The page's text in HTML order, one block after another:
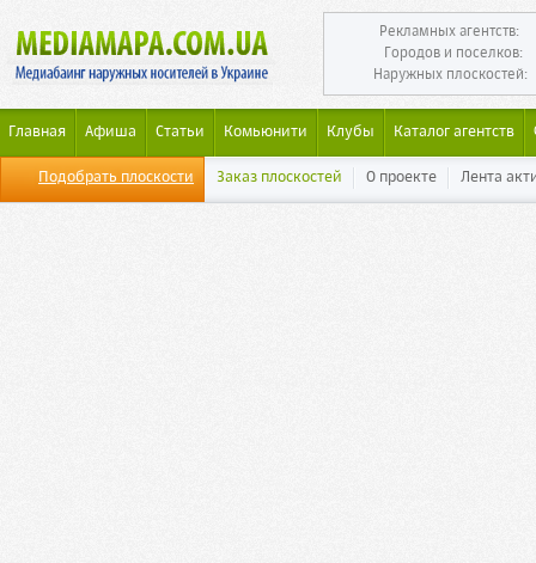
Рекламных агентств:
Городов и поселков:
Наружных плоскостей:
Главная Афиша Статьи Комьюнити Клубы Каталог агентств
Подобрать плоскости Заказ плоскостей О проекте Лента